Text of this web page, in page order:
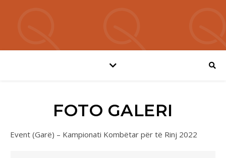
FOTO GALERI
Event (Garë) – Kampionati Kombëtar për të Rinj 2022